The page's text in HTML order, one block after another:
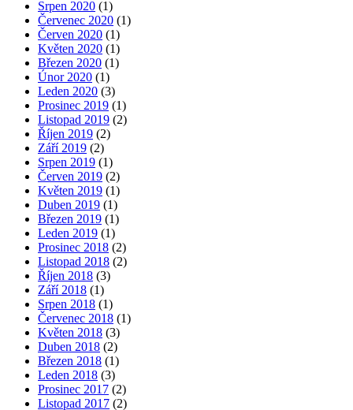
Srpen 2020 (1)
Červenec 2020 (1)
Červen 2020 (1)
Květen 2020 (1)
Březen 2020 (1)
Únor 2020 (1)
Leden 2020 (3)
Prosinec 2019 (1)
Listopad 2019 (2)
Říjen 2019 (2)
Září 2019 (2)
Srpen 2019 (1)
Červen 2019 (2)
Květen 2019 (1)
Duben 2019 (1)
Březen 2019 (1)
Leden 2019 (1)
Prosinec 2018 (2)
Listopad 2018 (2)
Říjen 2018 (3)
Září 2018 (1)
Srpen 2018 (1)
Červenec 2018 (1)
Květen 2018 (3)
Duben 2018 (2)
Březen 2018 (1)
Leden 2018 (3)
Prosinec 2017 (2)
Listopad 2017 (2)